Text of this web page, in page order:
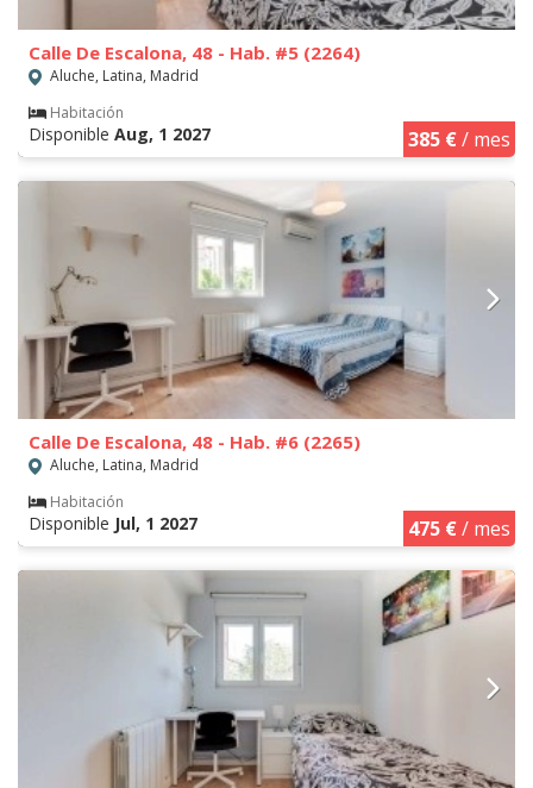
Calle De Escalona, 48 - Hab. #5 (2264)
Aluche, Latina, Madrid
Habitación
Disponible Aug, 1 2027 385 €/ mes
Calle De Escalona, 48 - Hab. #6 (2265)
Aluche, Latina, Madrid
Habitación
Disponible Jul, 1 2027 475 €/ mes